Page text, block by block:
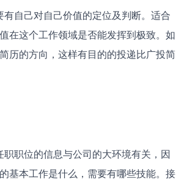
在这个工作领域是否能发挥到极致。如
历的方向，这样有目的的投递比广投简
基本工作是什么，需要有哪些技能。接